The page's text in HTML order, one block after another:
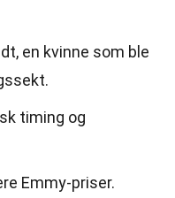
en kvinne som ble
timing og
Emmy-priser.